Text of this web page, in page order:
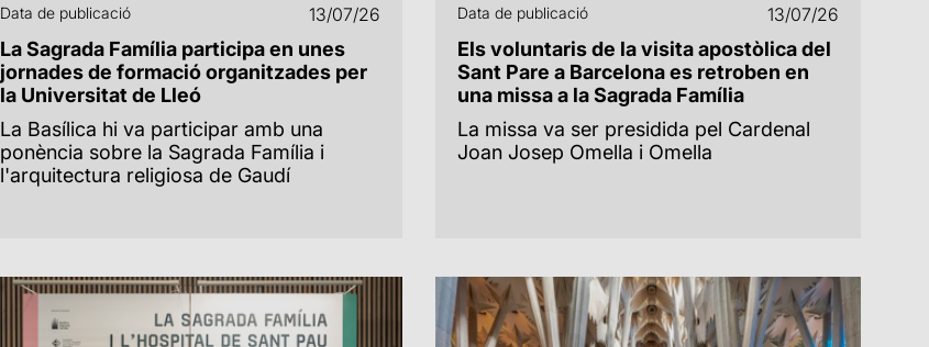
Data de publicació 13/07/26
La Sagrada Família participa en unes
jornades de formació organitzades per
la Universitat de Lleó
La Basílica hi va participar amb una
ponència sobre la Sagrada Família i
l'arquitectura religiosa de Gaudí
Data de publicació 13/07/26
Els voluntaris de la visita apostòlica del
Sant Pare a Barcelona es retroben en
una missa a la Sagrada Família
La missa va ser presidida pel Cardenal
Joan Josep Omella i Omella